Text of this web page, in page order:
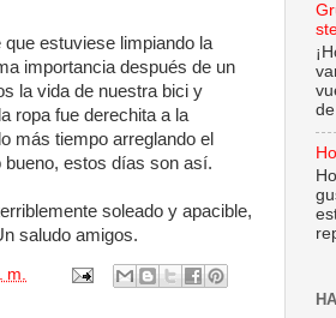
estuviese limpiando la
importancia después de un
la vida de nuestra bici y
ropa fue derechita a la
más tiempo arreglando el
bueno, estos días son así.
soleado y apacible,
saludo amigos.
m.